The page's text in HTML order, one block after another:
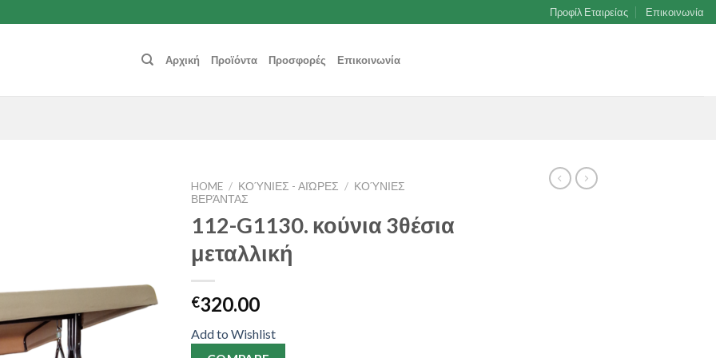
Προφίλ Εταιρείας Επικοινωνία
Αρχική Προϊόντα Προσφορές Επικοινωνία
HOME / ΚΟΎΝΙΕΣ - ΑΙΏΡΕΣ / ΚΟΎΝΙΕΣ
ΒΕΡΆΝΤΑΣ
112-G1130. κούνια 3θέσια
μεταλλική
€320.00
Add to Wishlist